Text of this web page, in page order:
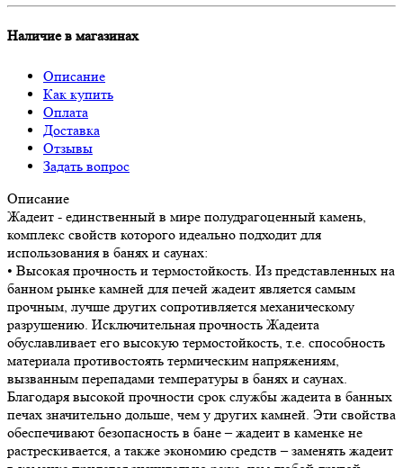
Наличие в магазинах
Описание
Как купить
Оплата
Доставка
Отзывы
Задать вопрос
Описание
Жадеит - единственный в мире полудрагоценный камень,
комплекс свойств которого идеально подходит для
использования в банях и саунах:
• Высокая прочность и термостойкость. Из представленных на
банном рынке камней для печей жадеит является самым
прочным, лучше других сопротивляется механическому
разрушению. Исключительная прочность Жадеита
обуславливает его высокую термостойкость, т.е. способность
материала противостоять термическим напряжениям,
вызванным перепадами температуры в банях и саунах.
Благодаря высокой прочности срок службы жадеита в банных
печах значительно дольше, чем у других камней. Эти свойства
обеспечивают безопасность в бане – жадеит в каменке не
растрескивается, а также экономию средств – заменять жадеит